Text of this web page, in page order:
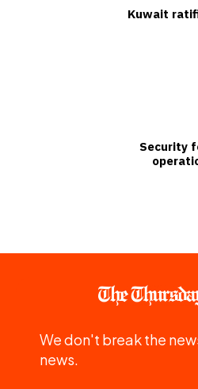
Kuwait
Security
We don't break the
news.